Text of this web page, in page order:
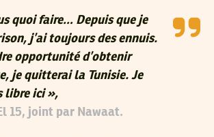
quoi faire… Depuis que je
j’ai toujours des ennuis.
opportunité d’obtenir
je quitterai la Tunisie. Je
libre ici »,
15, joint par Nawaat.